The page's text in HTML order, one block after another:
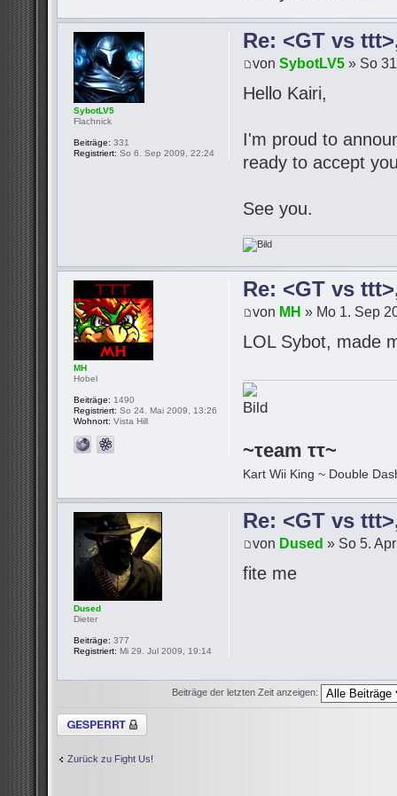
Re: <GT vs
vonSybotLV5 » So
Hello Kairi,
I'm proud to
ready to accept
See you.
SybotLV5
Flachnick
Beiträge: 331
Registriert: So 6. Sep 2009, 22:24
Re: <GT vs
von MH » Mo 1. Sep
LOL Sybot, made
~τeam ττ~
Kart Wii King ~ Double
MH
Hobel
Beiträge: 1490
Registriert: So 24. Mai 2009, 13:26
Wohnort: Vista Hill
Re: <GT vs
von Dused » So 5.
fite me
Dused
Dieter
Beiträge: 377
Registriert: Mi 29. Jul 2009, 19:14
Beiträge der letzten Zeit anzeigen:
Thema gesperrt
Zurück zu Fight Us!